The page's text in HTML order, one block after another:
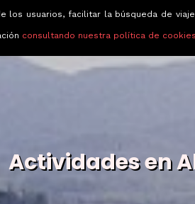
Actividades en
usuarios, facilitar la búsqueda de
consultando nuestra política de cookies